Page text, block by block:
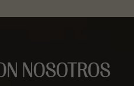
NOSOTROS